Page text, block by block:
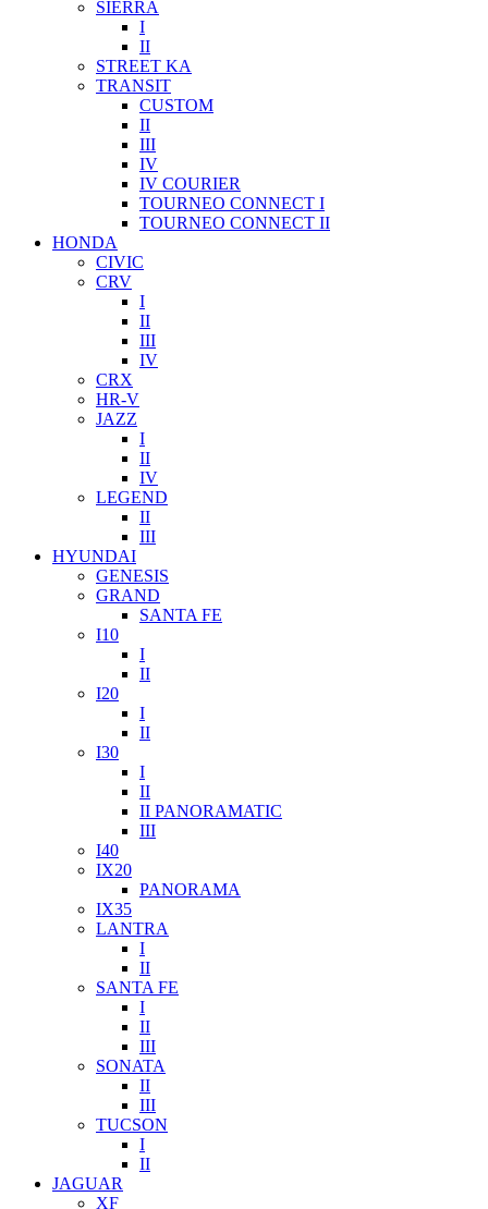
SIERRA
I
II
STREET KA
TRANSIT
CUSTOM
II
III
IV
IV COURIER
TOURNEO CONNECT I
TOURNEO CONNECT II
HONDA
CIVIC
CRV
I
II
III
IV
CRX
HR-V
JAZZ
I
II
IV
LEGEND
II
III
HYUNDAI
GENESIS
GRAND
SANTA FE
I10
I
II
I20
I
II
I30
I
II
II PANORAMATIC
III
I40
IX20
PANORAMA
IX35
LANTRA
I
II
SANTA FE
I
II
III
SONATA
II
III
TUCSON
I
II
JAGUAR
XF